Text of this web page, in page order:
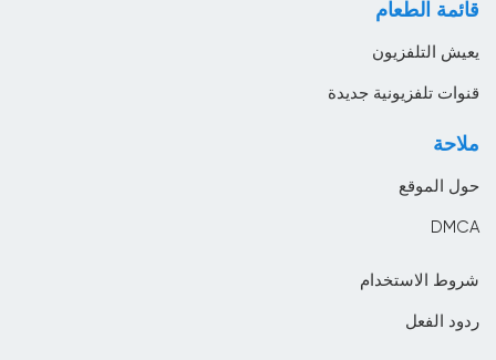
الجبل الأسود
الجزائر
قائمة الطعام
يعيش التلفزيون
قنوات تلفزيونية جديدة
ملاحة
حول الموقع
DMCA
شروط الاستخدام
ردود الفعل